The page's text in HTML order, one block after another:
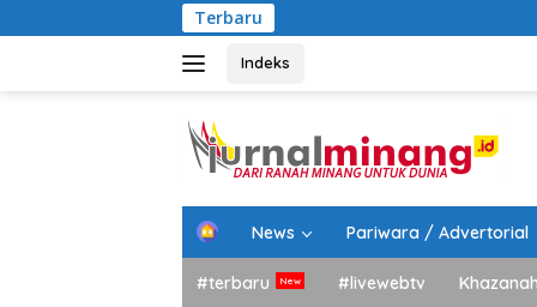
ke
Terbaru
Indeks
H
m
e
News Pariwara / Advertorial
#terbaru #livewebtv Khazanah